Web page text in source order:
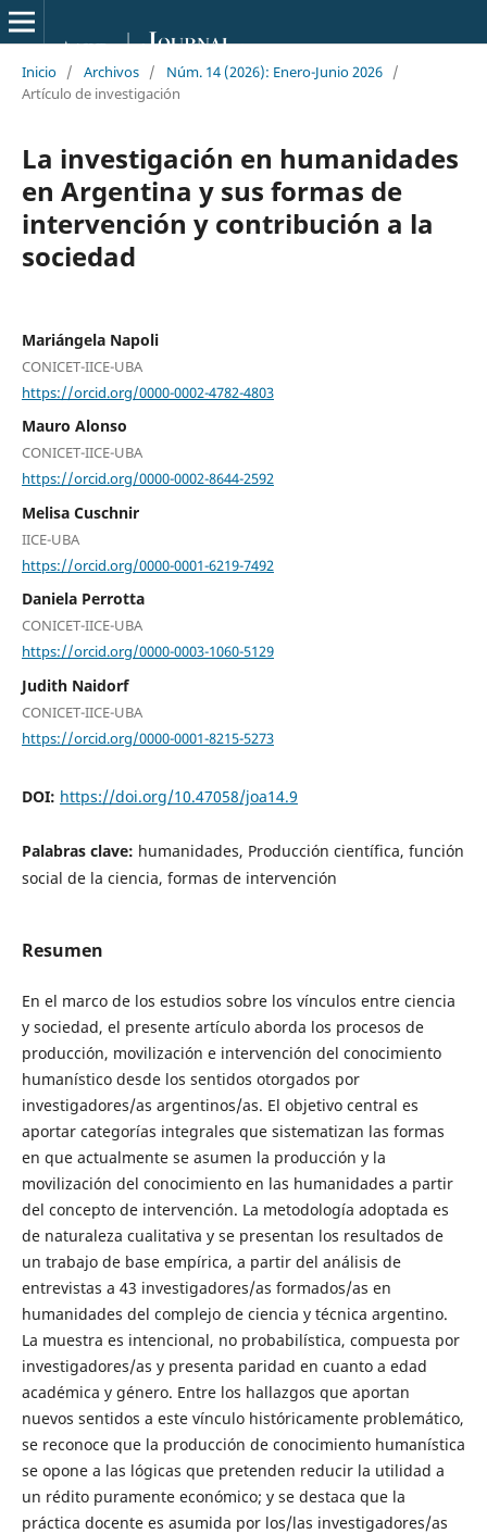
Inicio / Archivos / Núm. 14 (2026): Enero-Junio 2026 /
Artículo de investigación
La investigación en humanidades
en Argentina y sus formas de
intervención y contribución a la
sociedad
Mariángela Napoli
CONICET-IICE-UBA
https://orcid.org/0000-0002-4782-4803
Mauro Alonso
CONICET-IICE-UBA
https://orcid.org/0000-0002-8644-2592
Melisa Cuschnir
IICE-UBA
https://orcid.org/0000-0001-6219-7492
Daniela Perrotta
CONICET-IICE-UBA
https://orcid.org/0000-0003-1060-5129
Judith Naidorf
CONICET-IICE-UBA
https://orcid.org/0000-0001-8215-5273
DOI: https://doi.org/10.47058/joa14.9
Palabras clave: humanidades, Producción científica, función
social de la ciencia, formas de intervención
Resumen
En el marco de los estudios sobre los vínculos entre ciencia
y sociedad, el presente artículo aborda los procesos de
producción, movilización e intervención del conocimiento
humanístico desde los sentidos otorgados por
investigadores/as argentinos/as. El objetivo central es
aportar categorías integrales que sistematizan las formas
en que actualmente se asumen la producción y la
movilización del conocimiento en las humanidades a partir
del concepto de intervención. La metodología adoptada es
de naturaleza cualitativa y se presentan los resultados de
un trabajo de base empírica, a partir del análisis de
entrevistas a 43 investigadores/as formados/as en
humanidades del complejo de ciencia y técnica argentino.
La muestra es intencional, no probabilística, compuesta por
investigadores/as y presenta paridad en cuanto a edad
académica y género. Entre los hallazgos que aportan
nuevos sentidos a este vínculo históricamente problemático,
se reconoce que la producción de conocimiento humanística
se opone a las lógicas que pretenden reducir la utilidad a
un rédito puramente económico; y se destaca que la
práctica docente es asumida por los/las investigadores/as